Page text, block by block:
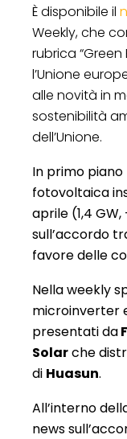
È disponibile il
Weekly, che
rubrica
l’Unione
alle novità in
sostenibilità
dell’Unione.
In primo
fotovoltaica
aprile (1,4 GW,
sull’accordo
favore delle
Nella weekly
microinverter
presentati da
Solarche
di Huasun.
All’interno
news